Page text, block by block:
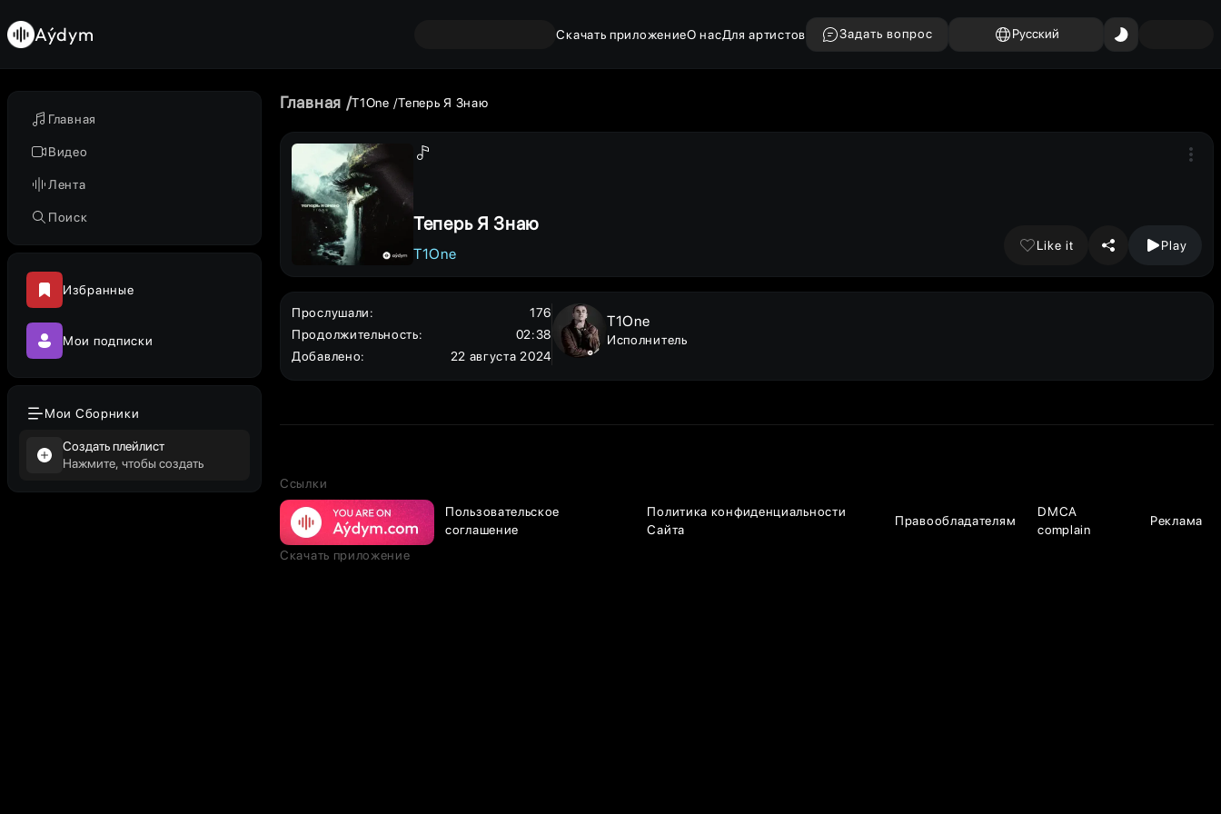
Главная
Видео
Лента
Поиск
Избранные
Мои подписки
Мои Сборники
Создать плейлист
Нажмите, чтобы создать
Aýdym Скачать приложениеО насДля артистов Задать вопрос Русский
Главная T1One Теперь Я Знаю
Теперь Я Знаю
T1One
Like it Play
Прослушали:
176
Продолжительность:
02:38
Добавлено: 22 августа 2024
T1One
Исполнитель
Ссылки
Пользовательское
соглашение
Политика конфиденциальности
Сайта
Правообладателям
DMCA
complain
Реклама
Скачать приложение